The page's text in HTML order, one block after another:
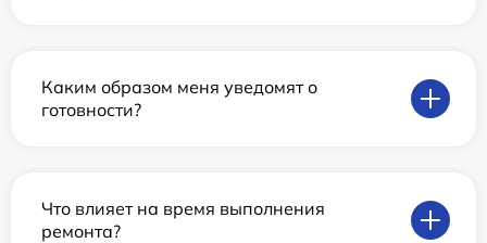
Каким образом меня уведомят о
готовности?
Что влияет на время выполнения
ремонта?